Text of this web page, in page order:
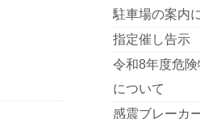
駐車場の案内
指定催し告示
令和8年度危
について
感震ブレーカ